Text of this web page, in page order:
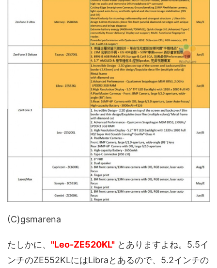
(C)gsmarena
たしかに、 "Leo-ZE520KL" とありますよね。5.5イ
ンチのZE552KLにはLibraとあるので、5.2インチの